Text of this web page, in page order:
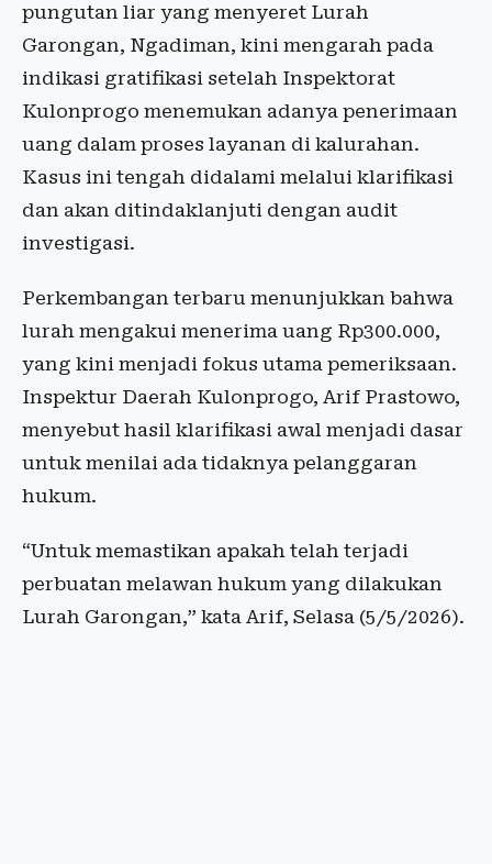
pungutan liar yang menyeret Lurah
Garongan, Ngadiman, kini mengarah pada
indikasi gratifikasi setelah Inspektorat
Kulonprogo menemukan adanya penerimaan
uang dalam proses layanan di kalurahan.
Kasus ini tengah didalami melalui klarifikasi
dan akan ditindaklanjuti dengan audit
investigasi.
Perkembangan terbaru menunjukkan bahwa
lurah mengakui menerima uang Rp300.000,
yang kini menjadi fokus utama pemeriksaan.
Inspektur Daerah Kulonprogo, Arif Prastowo,
menyebut hasil klarifikasi awal menjadi dasar
untuk menilai ada tidaknya pelanggaran
hukum.
“Untuk memastikan apakah telah terjadi
perbuatan melawan hukum yang dilakukan
Lurah Garongan,” kata Arif, Selasa (5/5/2026).